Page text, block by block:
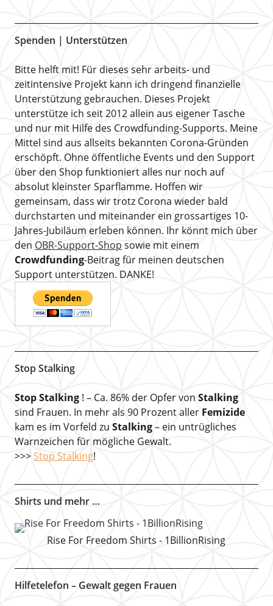
Spenden | Unterstützen
Bitte helft mit! Für dieses sehr arbeits- und
zeitintensive Projekt kann ich dringend finanzielle
Unterstützung gebrauchen. Dieses Projekt
unterstütze ich seit 2012 allein aus eigener Tasche
und nur mit Hilfe des Crowdfunding-Supports. Meine
Mittel sind aus allseits bekannten Corona-Gründen
erschöpft. Ohne öffentliche Events und den Support
über den Shop funktioniert alles nur noch auf
absolut kleinster Sparflamme. Hoffen wir
gemeinsam, dass wir trotz Corona wieder bald
durchstarten und miteinander ein grossartiges 10-
Jahres-Jubiläum erleben können. Ihr könnt mich über
den OBR-Support-Shop sowie mit einem
Crowdfunding-Beitrag für meinen deutschen
Support unterstützen. DANKE!
Stop Stalking
Stop Stalking! – Ca. 86% der Opfer von Stalking
sind Frauen. In mehr als 90 Prozent aller Femizide
kam es im Vorfeld zu Stalking– ein untrügliches
Warnzeichen für mögliche Gewalt.
>>> Stop Stalking!
Shirts und mehr …
Rise For Freedom Shirts - 1BillionRising
Hilfetelefon – Gewalt gegen Frauen